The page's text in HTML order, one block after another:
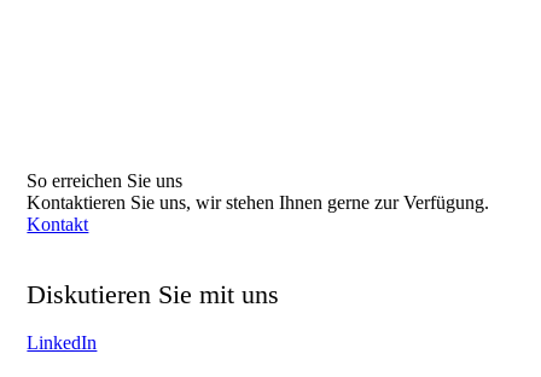
So erreichen Sie uns
Kontaktieren Sie uns, wir stehen Ihnen gerne zur Verfügung.
Kontakt
Diskutieren Sie mit uns
LinkedIn